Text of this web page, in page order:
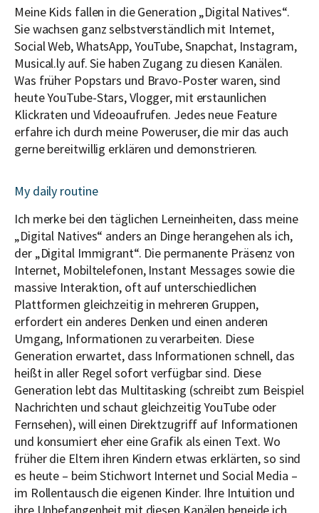
Meine Kids fallen in die Generation „Digital Natives“.
Sie wachsen ganz selbstverständlich mit Internet,
Social Web, WhatsApp, YouTube, Snapchat, Instagram,
Musical.ly auf. Sie haben Zugang zu diesen Kanälen.
Was früher Popstars und Bravo-Poster waren, sind
heute YouTube-Stars, Vlogger, mit erstaunlichen
Klickraten und Videoaufrufen. Jedes neue Feature
erfahre ich durch meine Poweruser, die mir das auch
gerne bereitwillig erklären und demonstrieren.
My daily routine
Ich merke bei den täglichen Lerneinheiten, dass meine
„Digital Natives“ anders an Dinge herangehen als ich,
der „Digital Immigrant“. Die permanente Präsenz von
Internet, Mobiltelefonen, Instant Messages sowie die
massive Interaktion, oft auf unterschiedlichen
Plattformen gleichzeitig in mehreren Gruppen,
erfordert ein anderes Denken und einen anderen
Umgang, Informationen zu verarbeiten. Diese
Generation erwartet, dass Informationen schnell, das
heißt in aller Regel sofort verfügbar sind. Diese
Generation lebt das Multitasking (schreibt zum Beispiel
Nachrichten und schaut gleichzeitig YouTube oder
Fernsehen), will einen Direktzugriff auf Informationen
und konsumiert eher eine Grafik als einen Text. Wo
früher die Eltern ihren Kindern etwas erklärten, so sind
es heute – beim Stichwort Internet und Social Media –
im Rollentausch die eigenen Kinder. Ihre Intuition und